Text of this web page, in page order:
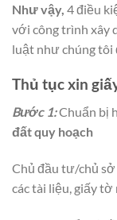
Như vậy, 4 điều
với công trình xây
luật như chúng tôi
Thủ tục xin
Bước 1:Chuẩn bị
đất quy hoạch
Chủ đầu tư/chủ
các tài liệu, giấy